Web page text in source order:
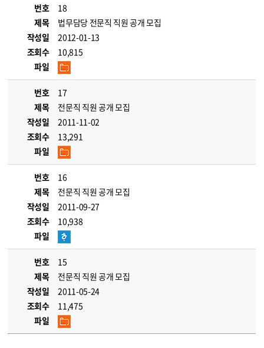
번호
18
제목
법무담당 전문직 직원 공개 모집
작성일
2012-01-13
조회수
10,815
파일
번호
17
제목
전문직 직원 공개 모집
작성일
2011-11-02
조회수
13,291
파일
번호
16
제목
전문직 직원 공개 모집
작성일
2011-09-27
조회수
10,938
파일
번호
15
제목
전문직 직원 공개 모집
작성일
2011-05-24
조회수
11,475
파일